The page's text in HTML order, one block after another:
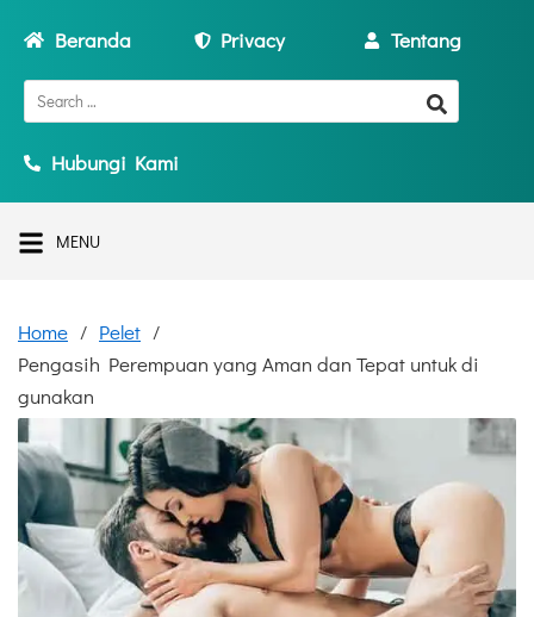
Beranda Privacy Tentang
Hubungi Kami
MENU
Home
Pelet
Pengasih Perempuan yang Aman dan Tepat untuk di
gunakan